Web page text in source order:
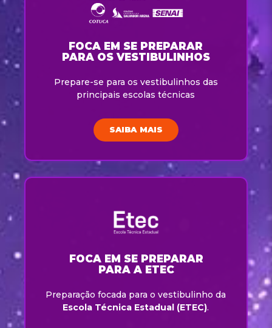
FOCA EM SE PREPARAR
PARA OS VESTIBULINHOS
Prepare-se para os vestibulinhos das
principais escolas técnicas
SAIBA MAIS
FOCA EM SE PREPARAR
PARA A ETEC
Preparação focada para o vestibulinho da
Escola Técnica Estadual (ETEC).